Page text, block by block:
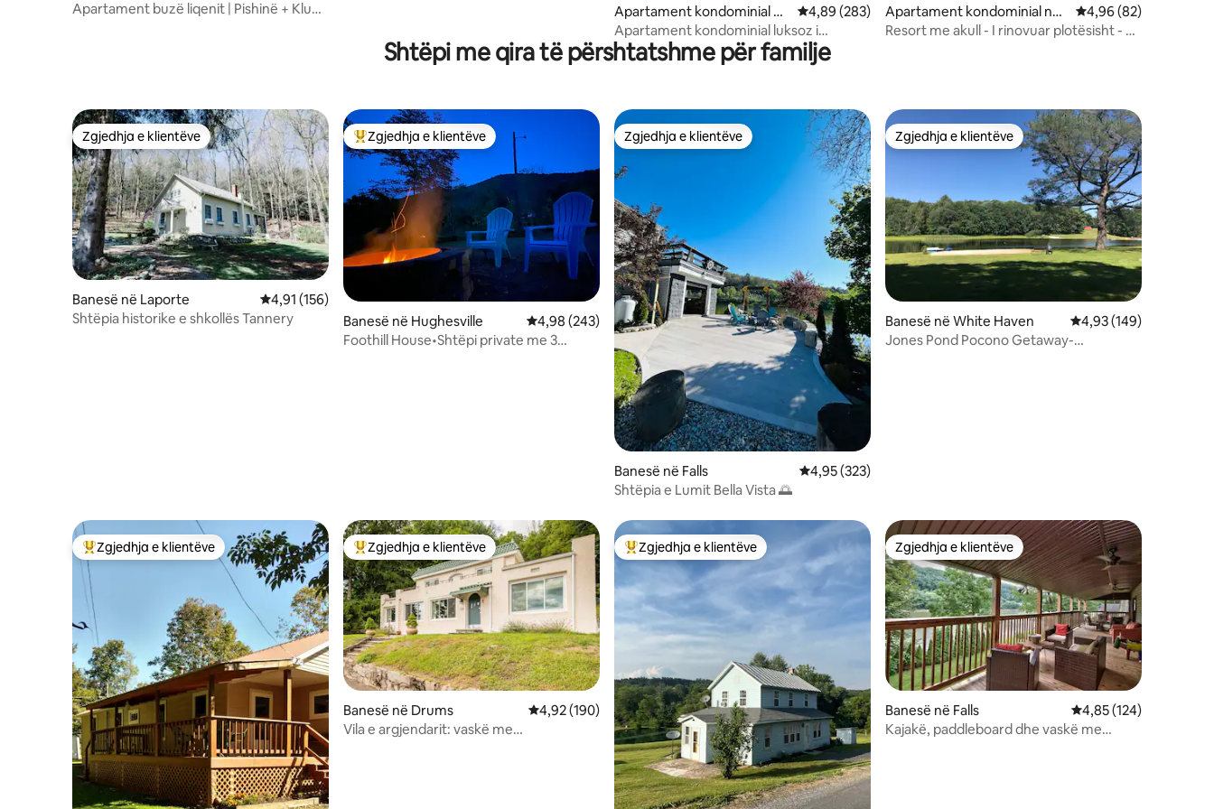
Lake Harmony
Apartament buzë liqenit | Pishinë + Klub
Apartament kondominial në
Moosic
Vlerësimi mesatar 4,89 nga 5, 283 vlerësime
4,89 (283)
Apartament kondominial luksoz i
vendosur mbi kafene dhe joga
Apartament kondominial në
Kidder Township
Vlerësimi mesatar
4,96 (82)
Resort me akull - I rinovuar plotësisht - 2
Shtëpi me qira të përshtatshme për familje
Zgjedhja e klientëve
Zgjedhja e klientëve
Banesë në Laporte Vlerësimi mesatar 4,91 nga 5, 156 vlerësime
4,91 (156)
Shtëpia historike e shkollës Tannery
Më të mirat e zgjedhjeve të klientëve
Zgjedhja e klientëve
Banesë në Hughesville Vlerësimi mesatar 4,98 nga 5, 243 vlerësime
4,98 (243)
Foothill House•Shtëpi private me 3
Zgjedhja e klientëve
Zgjedhja e klientëve
Banesë në Falls Vlerësimi mesatar 4,95 nga 5, 323 vlerësime
4,95 (323)
Shtëpia e Lumit Bella Vista 🌅
Zgjedhja e klientëve
Zgjedhja e klientëve
Banesë në White Haven Vlerësimi mesatar
4,93 (149)
Jones Pond Pocono Getaway-
Më të mirat e zgjedhjeve të klientëve
Zgjedhja e klientëve Më të mirat e zgjedhjeve të klientëve
Zgjedhja e klientëve
Banesë në Drums Vlerësimi mesatar 4,92 nga 5, 190 vlerësime
4,92 (190)
Vila e argjendarit: vaskë me
Më të mirat e zgjedhjeve të klientëve
Zgjedhja e klientëve Zgjedhja e klientëve
Zgjedhja e klientëve
Banesë në Falls Vlerësimi mesatar
4,85 (124)
Kajakë, paddleboard dhe vaskë me